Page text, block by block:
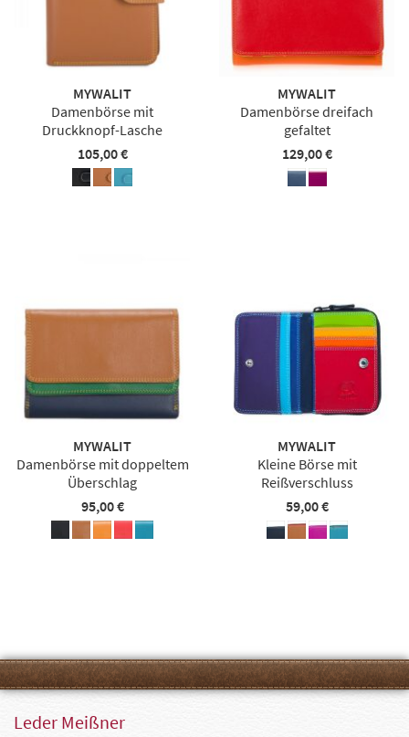
MYWALIT
Damenbörse mit
Druckknopf-Lasche
105,00 €
MYWALIT
Damenbörse dreifach
gefaltet
129,00 €
MYWALIT
Damenbörse mit doppeltem
Überschlag
95,00 €
MYWALIT
Kleine Börse mit
Reißverschluss
59,00 €
Leder Meißner